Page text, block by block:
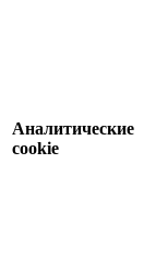
Аналитические
cookie